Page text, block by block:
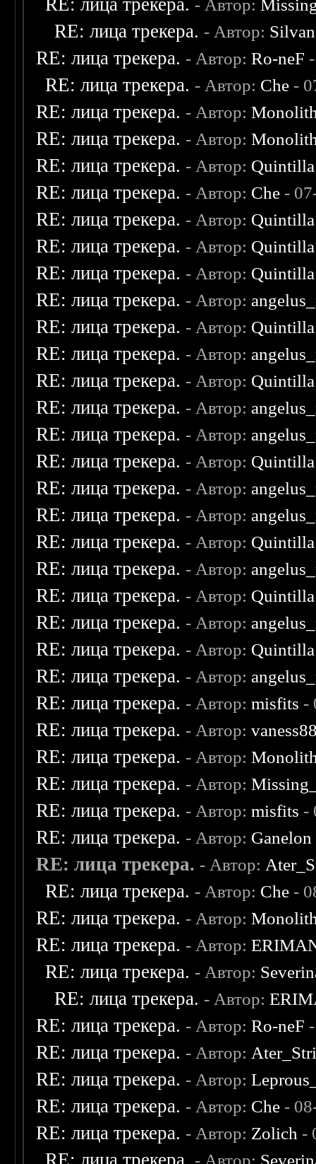
RE: лица трекера. - Автор:
RE: лица трекера. - Автор:
RE: лица трекера. - Автор:Ro-neF
RE: лица трекера. - Автор: Che -
RE: лица трекера. - Автор:
RE: лица трекера. - Автор:
RE: лица трекера. - Автор: Quintilla
RE: лица трекера. - Автор: Che -
RE: лица трекера. - Автор: Quintilla
RE: лица трекера. - Автор: Quintilla
RE: лица трекера. - Автор: Quintilla
RE: лица трекера. - Автор:
RE: лица трекера. - Автор: Quintilla
RE: лица трекера. - Автор:
RE: лица трекера. - Автор: Quintilla
RE: лица трекера. - Автор:
RE: лица трекера. - Автор:
RE: лица трекера. - Автор: Quintilla
RE: лица трекера. - Автор:
RE: лица трекера. - Автор:
RE: лица трекера. - Автор: Quintilla
RE: лица трекера. - Автор:
RE: лица трекера. - Автор: Quintilla
RE: лица трекера. - Автор:
RE: лица трекера. - Автор: Quintilla
RE: лица трекера. - Автор:
RE: лица трекера. - Автор:misfits -
RE: лица трекера. - Автор:
RE: лица трекера. - Автор:
RE: лица трекера. - Автор:
RE: лица трекера. - Автор:misfits -
RE: лица трекера. - Автор: Ganelon
RE: лица трекера. - Автор:
RE: лица трекера. - Автор: Che -
RE: лица трекера. - Автор:
RE: лица трекера. - Автор:
RE: лица трекера. - Автор:
RE: лица трекера. - Автор:
RE: лица трекера. - Автор:Ro-neF
RE: лица трекера. - Автор:
RE: лица трекера. - Автор:
RE: лица трекера. - Автор: Che -
RE: лица трекера. - Автор: Zolich -
- Автор: